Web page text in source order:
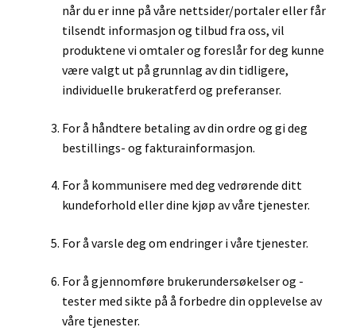
når du er inne på våre nettsider/portaler eller får
tilsendt informasjon og tilbud fra oss, vil
produktene vi omtaler og foreslår for deg kunne
være valgt ut på grunnlag av din tidligere,
individuelle brukeratferd og preferanser.
For å håndtere betaling av din ordre og gi deg
bestillings- og fakturainformasjon.
For å kommunisere med deg vedrørende ditt
kundeforhold eller dine kjøp av våre tjenester.
For å varsle deg om endringer i våre tjenester.
For å gjennomføre brukerundersøkelser og -
tester med sikte på å forbedre din opplevelse av
våre tjenester.